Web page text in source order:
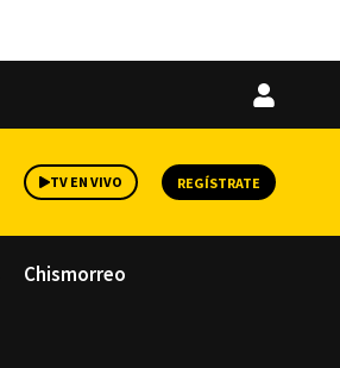
Iniciar
TV EN VIVO REGÍSTRATE
Chismorreo